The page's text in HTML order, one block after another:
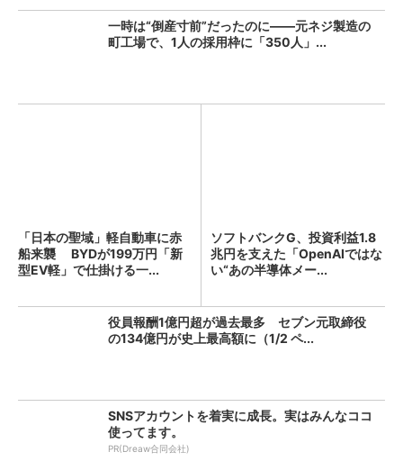
一時は“倒産寸前”だったのに――元ネジ製造の
町工場で、1人の採用枠に「350人」...
「日本の聖域」軽自動車に赤
船来襲 BYDが199万円「新
型EV軽」で仕掛ける一...
ソフトバンクG、投資利益1.8
兆円を支えた「OpenAIではな
い“あの半導体メー...
役員報酬1億円超が過去最多 セブン元取締役
の134億円が史上最高額に（1/2 ペ...
SNSアカウントを着実に成長。実はみんなココ
使ってます。
PR(Dreaw合同会社)